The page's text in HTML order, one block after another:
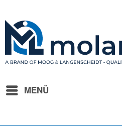
MENÜ